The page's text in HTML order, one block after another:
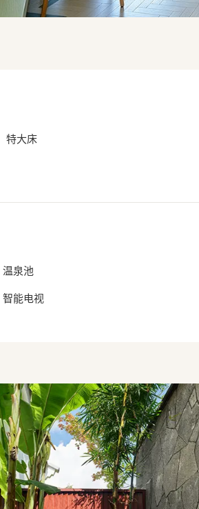
特大床
温泉池
智能电视